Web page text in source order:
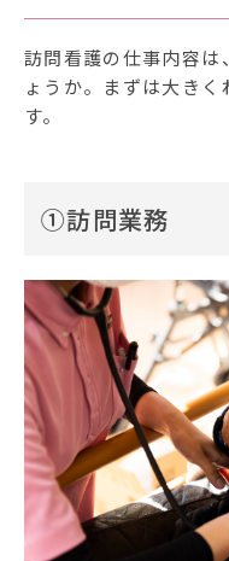
訪問看護の仕事内容は
ょうか。まずは大き
す。
①訪問業務